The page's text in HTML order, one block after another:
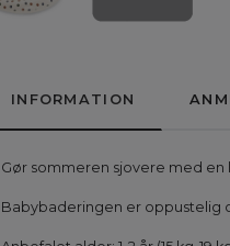
INFORMATION
Gør sommeren sjovere med
Babybaderingen er oppustelig